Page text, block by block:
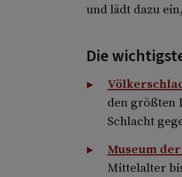
und lädt dazu
Die
den größten
Schlacht
Museum
Mittelalter